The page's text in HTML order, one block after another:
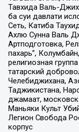
Тавхида Валь-
ба суи давлати
Сеть, Катиба
Ахлю Сунна Валь
Артподготовка,
пахарь”,
религиозная
татарский
Челебиджихана,
Таджикистана,
джамаат,
Маньяки Культ
Легион Свобода
корпус